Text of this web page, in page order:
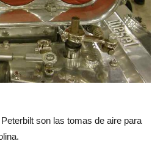
son las tomas de aire para